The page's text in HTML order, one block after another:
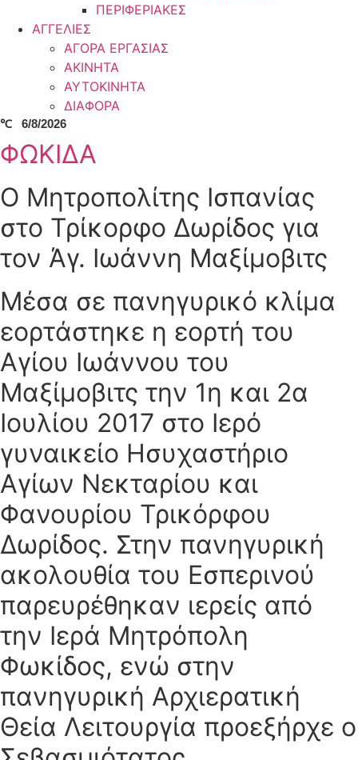
ΠΕΡΙΦΕΡΙΑΚΕΣ
ΑΓΓΕΛΙΕΣ
ΑΓΟΡΑ ΕΡΓΑΣΙΑΣ
ΑΚΙΝΗΤΑ
ΑΥΤΟΚΙΝΗΤΑ
ΔΙΑΦΟΡΑ
℃ 6/8/2026
ΦΩΚΙΔΑ
Ο Μητροπολίτης Ισπανίας
στο Τρίκορφο Δωρίδος για
τον Άγ. Ιωάννη Μαξίμοβιτς
Μέσα σε πανηγυρικό κλίμα
εορτάστηκε η εορτή του
Αγίου Ιωάννου του
Μαξίμοβιτς την 1η και 2α
Ιουλίου 2017 στο Ιερό
γυναικείο Ησυχαστήριο
Αγίων Νεκταρίου και
Φανουρίου Τρικόρφου
Δωρίδος. Στην πανηγυρική
ακολουθία του Εσπερινού
παρευρέθηκαν ιερείς από
την Ιερά Μητρόπολη
Φωκίδος, ενώ στην
πανηγυρική Αρχιερατική
Θεία Λειτουργία προεξήρχε ο